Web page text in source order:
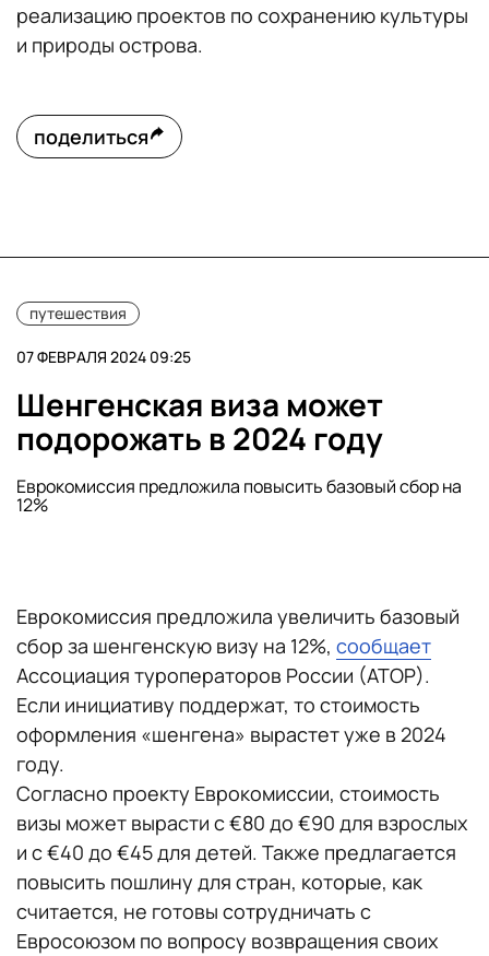
реализацию проектов по сохранению культуры
и природы острова.
поделиться
путешествия
07 ФЕВРАЛЯ 2024 09:25
Шенгенская виза может
подорожать в 2024 году
Еврокомиссия предложила повысить базовый сбор на
12%
Еврокомиссия предложила увеличить базовый
сбор за шенгенскую визу на 12%, сообщает
Ассоциация туроператоров России (АТОР).
Если инициативу поддержат, то стоимость
оформления «шенгена» вырастет уже в 2024
году.
Согласно проекту Еврокомиссии, стоимость
визы может вырасти с €80 до €90 для взрослых
и с €40 до €45 для детей. Также предлагается
повысить пошлину для стран, которые, как
считается, не готовы сотрудничать с
Евросоюзом по вопросу возвращения своих